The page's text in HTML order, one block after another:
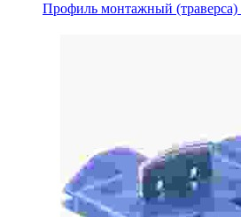
Профиль монтажный (траверса)